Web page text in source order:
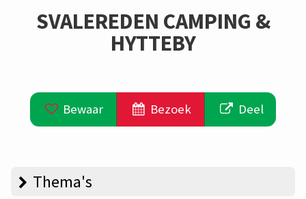
SVALEREDEN CAMPING &
HYTTEBY
Bewaar Bezoek Deel
Thema's